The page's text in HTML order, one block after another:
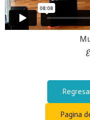
Pagina